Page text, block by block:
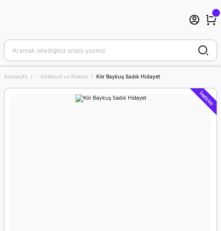
Anasayfa ✅ Edebiyat ve Roman Kör Baykuş Sadık Hidayet
İndirim